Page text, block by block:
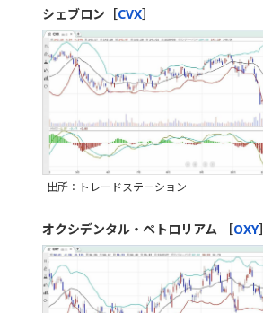
シェブロン［CVX］
出所：トレードステーション
オクシデンタル・ペトロリアム ［OXY］